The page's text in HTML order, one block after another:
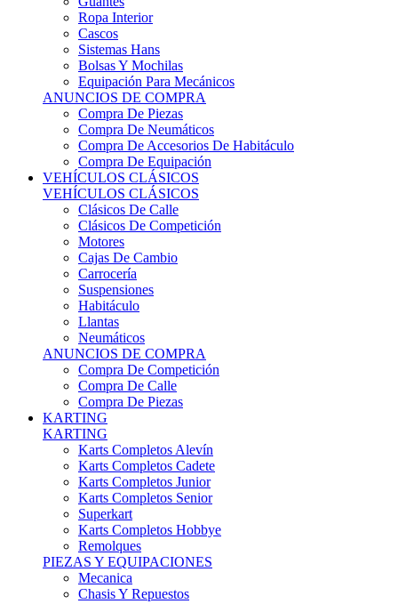
Cascos
Sistemas Hans
Bolsas Y Mochilas
Equipación Para Mecánicos
ANUNCIOS DE COMPRA
Compra De Piezas
Compra De Neumáticos
Compra De Accesorios De Habitáculo
Compra De Equipación
VEHÍCULOS CLÁSICOS
VEHÍCULOS CLÁSICOS
Clásicos De Calle
Clásicos De Competición
Motores
Cajas De Cambio
Carrocería
Suspensiones
Habitáculo
Llantas
Neumáticos
ANUNCIOS DE COMPRA
Compra De Competición
Compra De Calle
Compra De Piezas
KARTING
KARTING
Karts Completos Alevín
Karts Completos Cadete
Karts Completos Junior
Karts Completos Senior
Superkart
Karts Completos Hobbye
Remolques
PIEZAS Y EQUIPACIONES
Mecanica
Chasis Y Repuestos
Frenos